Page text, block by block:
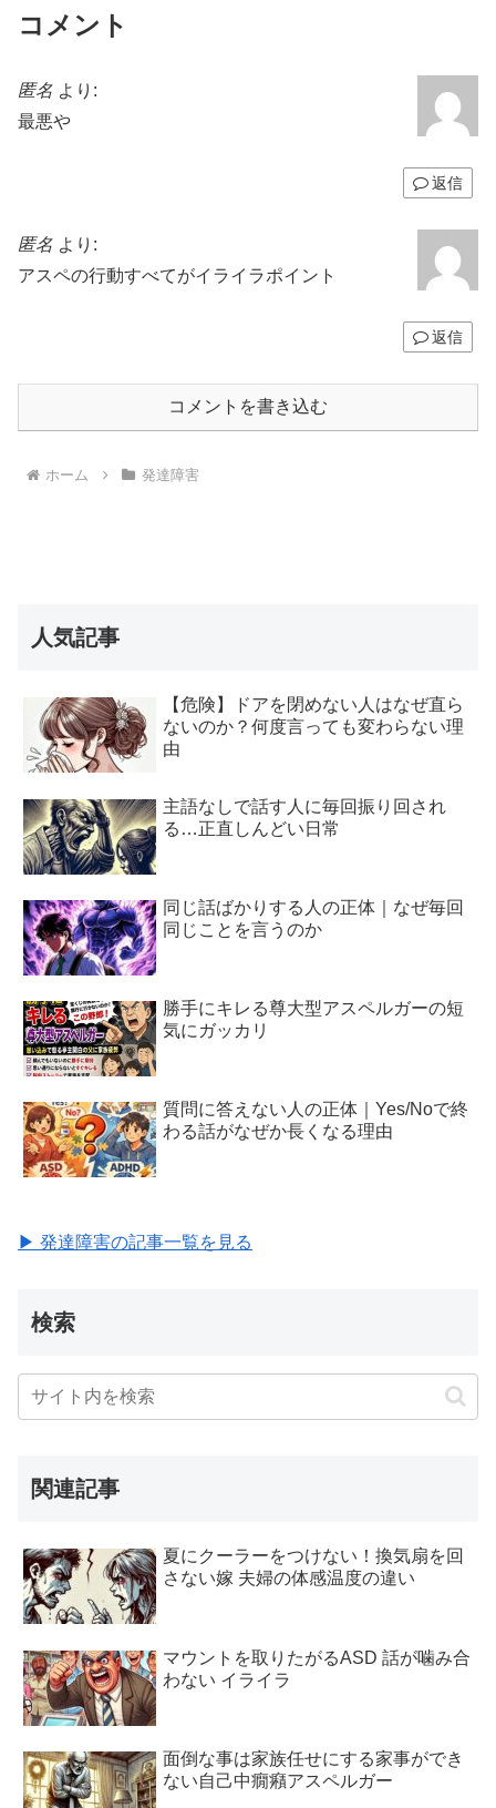
コメント
匿名 より:
最悪や
返信
匿名 より:
アスペの行動すべてがイライラポイント
返信
コメントを書き込む
ホーム 発達障害
人気記事
【危険】ドアを閉めない人はなぜ直ら
ないのか？何度言っても変わらない理
由
主語なしで話す人に毎回振り回され
る…正直しんどい日常
同じ話ばかりする人の正体｜なぜ毎回
同じことを言うのか
勝手にキレる尊大型アスペルガーの短
気にガッカリ
質問に答えない人の正体｜Yes/Noで終
わる話がなぜか長くなる理由
▶ 発達障害の記事一覧を見る
検索
関連記事
夏にクーラーをつけない！換気扇を回
さない嫁 夫婦の体感温度の違い
マウントを取りたがるASD 話が噛み合
わない イライラ
面倒な事は家族任せにする家事ができ
ない自己中癇癪アスペルガー